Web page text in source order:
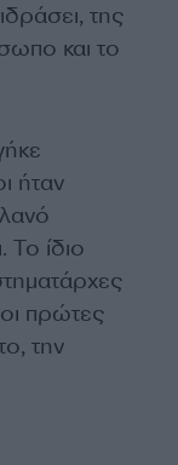
της
και το
ήταν
ίδιο
πρώτες
την